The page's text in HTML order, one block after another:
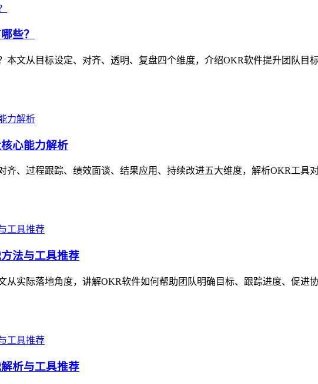
些？
本文从目标设定、对齐、透明、复盘四个维度，介绍OKR软件提升团队
心能力解析
齐、过程跟踪、绩效面谈、结果应用、持续改进五大维度，解析OKR工
法与工具推荐
从实际落地角度，讲解OKR软件如何帮助团队明确目标、跟踪进度、促
析与工具推荐